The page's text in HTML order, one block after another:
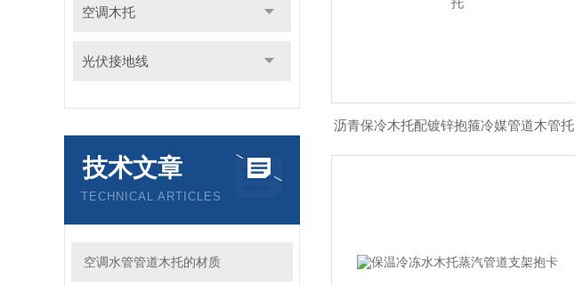
空调木托
光伏接地线
技术文章
TECHNICAL ARTICLES
空调水管管道木托的材质
沥青保冷木托配镀锌抱箍冷媒管道木管托